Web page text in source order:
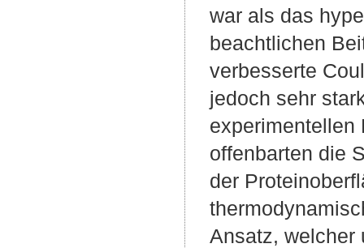
war als das
beachtlichen
verbesserte
jedoch sehr
experimentellen
offenbarten die
der
Ansatz, welcher